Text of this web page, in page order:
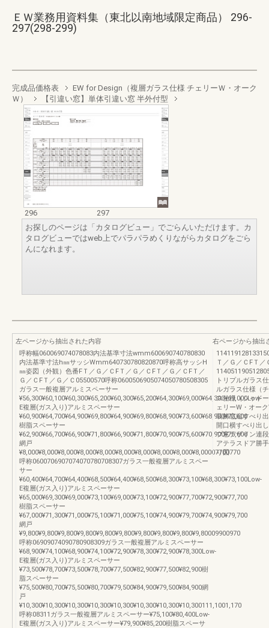
ＥＷ業務用資料集（東北以南地域限定商品） 296-
297(298-299)
完成品価格表
EW for Design（複層ガラス仕様 チェリーＷ・オーク
Ｗ）
【引違い窓】単体引違い窓 半外付型
296
297
お探しのページは「カタログビュー」でごらんいただけます。カ
タログビューではweb上でパラパラめくりながらカタログをごら
んになれます。
左ページから抽出された内容
呼称幅060069074078083内法基準寸法wmm600690740780830
内法基準寸法h㎜サッシWmm640730780820870呼称高サッシH
㎜姿図（外観）色番FＴ／Ｇ／ＣFＴ／Ｇ／ＣFＴ／Ｇ／ＣFＴ／
Ｇ／ＣFＴ／Ｇ／Ｃ05500570呼称0600506905074050780508305
ガラス一般複層アルミスペーサー
¥56,300¥60,100¥60,300¥65,200¥60,300¥65,200¥64,300¥69,000¥64,300¥69,000Low-
E複層(ガス入り)アルミスペーサー
¥60,900¥64,700¥64,900¥69,800¥64,900¥69,800¥68,900¥73,600¥68,900¥73,600
樹脂スペーサー
¥62,900¥66,700¥66,900¥71,800¥66,900¥71,800¥70,900¥75,600¥70,900¥75,600
網戸
¥8,000¥8,000¥8,000¥8,000¥8,000¥8,000¥8,000¥8,000¥8,000¥8,00007700770
呼称0600706907074070780708307ガラス一般複層アルミスペー
サー
¥60,400¥64,700¥64,400¥68,500¥64,400¥68,500¥68,300¥73,100¥68,300¥73,100Low-
E複層(ガス入り)アルミスペーサー
¥65,000¥69,300¥69,000¥73,100¥69,000¥73,100¥72,900¥77,700¥72,900¥77,700
樹脂スペーサー
¥67,000¥71,300¥71,000¥75,100¥71,000¥75,100¥74,900¥79,700¥74,900¥79,700
網戸
¥9,800¥9,800¥9,800¥9,800¥9,800¥9,800¥9,800¥9,800¥9,800¥9,80009900970
呼称06909074090780908309ガラス一般複層アルミスペーサー
¥68,900¥74,100¥68,900¥74,100¥72,900¥78,300¥72,900¥78,300Low-
E複層(ガス入り)アルミスペーサー
¥73,500¥78,700¥73,500¥78,700¥77,500¥82,900¥77,500¥82,900樹
脂スペーサー
¥75,500¥80,700¥75,500¥80,700¥79,500¥84,900¥79,500¥84,900網
戸
¥10,300¥10,300¥10,300¥10,300¥10,300¥10,300¥10,300¥10,300111,1001,170
呼称08311ガラス一般複層アルミスペーサー¥75,100¥80,400Low-
E複層(ガス入り)アルミスペーサー¥79,900¥85,200樹脂スペーサ
右ページから抽出
Ｔ／Ｇ／ＣFＴ
トリプルガラス
ルガラス仕様（
ス仕様（シャド
ェリーW・オー
装飾窓縦すべり
開口横すべり出
プ窓デザイン連
アテラスドア勝
り図